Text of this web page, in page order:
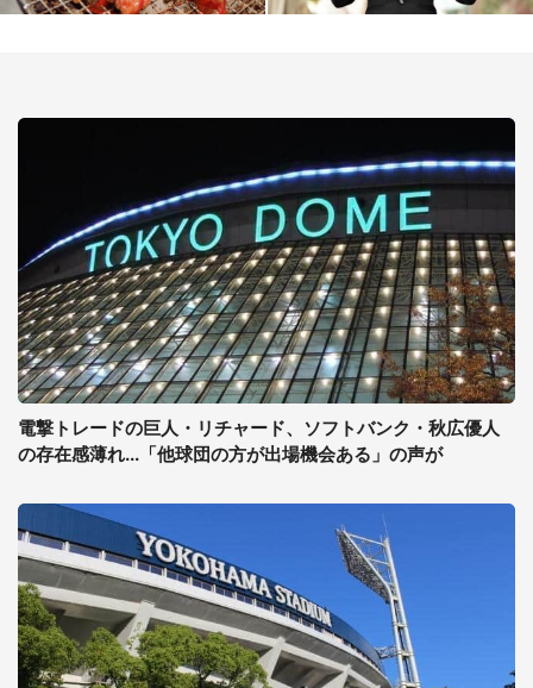
電撃トレードの巨人・リチャード、ソフトバンク・秋広優人
の存在感薄れ...「他球団の方が出場機会ある」の声が